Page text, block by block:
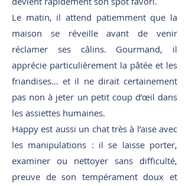
Le matin, il attend patiemment que la
maison se réveille avant de venir
réclamer ses câlins. Gourmand, il
apprécie particulièrement la pâtée et les
friandises… et il ne dirait certainement
pas non à jeter un petit coup d’œil dans
les assiettes humaines.
Happy est aussi un chat très à l’aise avec
les manipulations : il se laisse porter,
examiner ou nettoyer sans difficulté,
preuve de son tempérament doux et